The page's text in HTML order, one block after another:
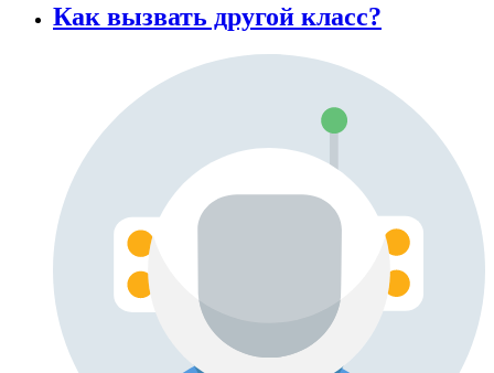
Как вызвать другой класс?